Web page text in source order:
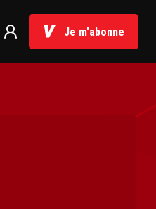
Je m'abonne